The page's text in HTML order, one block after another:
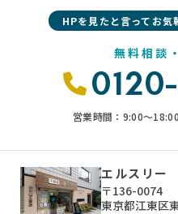
HPを見たと言ってお気
無料相談
営業時間：9:00〜18:00
エルスリー
〒136-0074
東京都江東区